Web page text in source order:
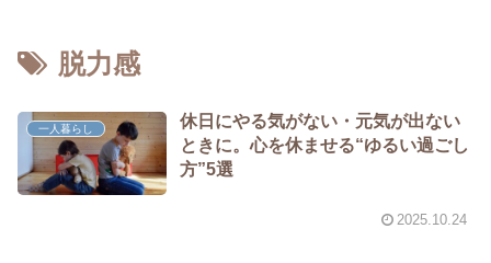
脱力感
一人暮らし
休日にやる気がない・元気が出ない
ときに。心を休ませる“ゆるい過ごし
方”5選
2025.10.24